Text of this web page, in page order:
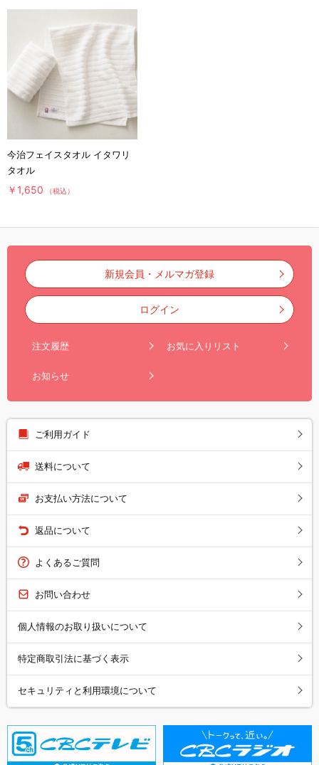
今治フェイスタオル イタワリ
タオル
￥1,650 （税込）
新規会員・メルマガ登録
ログイン
注文履歴 お気に入りリスト
お知らせ
ご利用ガイド
送料について
お支払い方法について
返品について
よくあるご質問
お問い合わせ
個人情報のお取り扱いについて
特定商取引法に基づく表示
セキュリティと利用環境について